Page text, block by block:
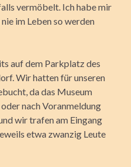
vermöbelt. Ich habe mir
im Leben so werden
auf dem Parkplatz des
Wir hatten für unseren
da das Museum
nach Voranmeldung
wir trafen am Eingang
etwa zwanzig Leute